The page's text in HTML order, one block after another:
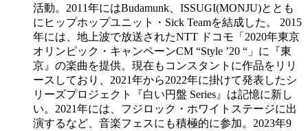
活動。2011年にはBudamunk、ISSUGI(MONJU)ととも
にヒップホップユニット・Sick Teamを結成した。 2015
年には、地上波で放送されたNTT ドコモ「2020年東京
オリンピック・キャンペーンCM “Style ’20 “」に『東
京』の楽曲を提供。現在もコンスタントに作品をリリ
ースしており、2021年から2022年に掛けて発表したシ
リーズプロジェクト『白い円盤 Series』は記憶に新し
い。2021年には、フジロック・ホワイトステージに出
演するなど、音楽フェスにも積極的に参加。2023年9